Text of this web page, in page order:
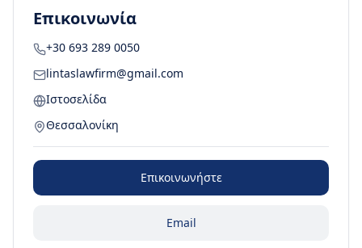
Επικοινωνία
+30 693 289 0050
lintaslawfirm@gmail.com
Ιστοσελίδα
Θεσσαλονίκη
Επικοινωνήστε
Email